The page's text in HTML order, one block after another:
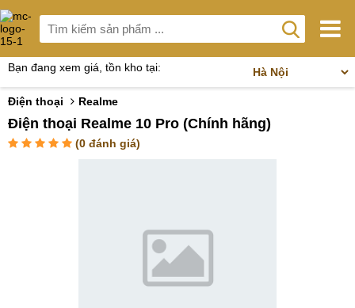
Bạn đang xem giá, tồn kho tại:
Điện thoại Realme
Điện thoại Realme 10 Pro (Chính hãng)
(0 đánh giá)